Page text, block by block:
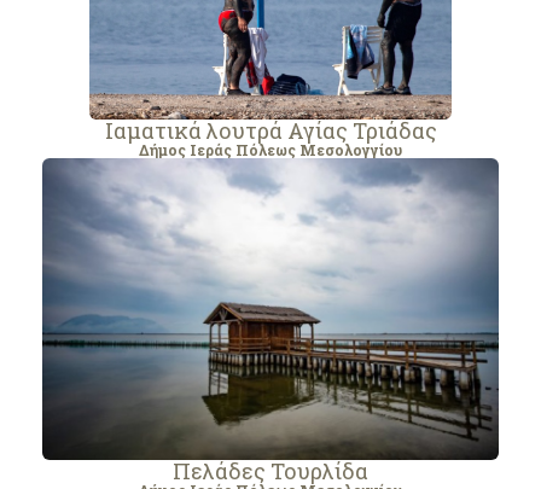
Ιαματικά λουτρά Αγίας Τριάδας
Δήμος Ιεράς Πόλεως Μεσολογγίου
Πελάδες Τουρλίδα